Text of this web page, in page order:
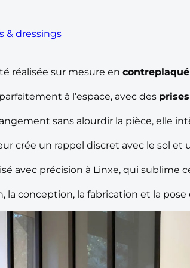
& dressings
réalisée sur mesure en
à l’espace, avec des
sans alourdir la pièce, elle
crée un rappel discret avec le sol et
avec précision à Linxe, qui sublime
la conception, la fabrication et la